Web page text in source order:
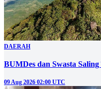
DAERAH
BUMDes dan Swasta
09 Aug 2026 02:00 UTC